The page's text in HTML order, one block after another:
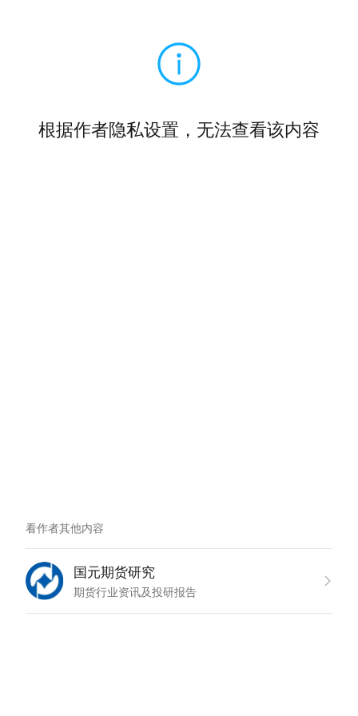
根据作者隐私设置，无法查看该内容
看作者其他内容
国元期货研究
期货行业资讯及投研报告